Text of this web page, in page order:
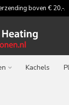
boven € 20,-.
Kachels